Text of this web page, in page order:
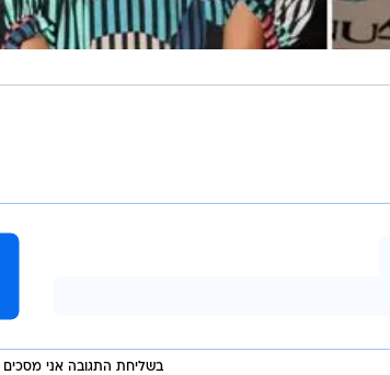
בשליחת התגובה אני מסכים